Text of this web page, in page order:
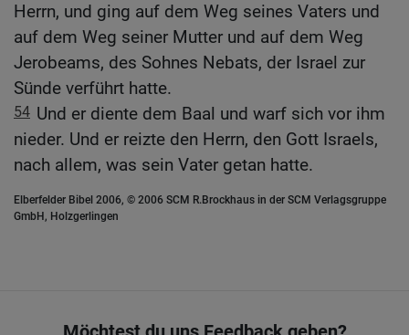
Herrn, und ging auf dem Weg seines Vaters und
auf dem Weg seiner Mutter und auf dem Weg
Jerobeams, des Sohnes Nebats, der Israel zur
Sünde verführt hatte.
54 Und er diente dem Baal und warf sich vor ihm
nieder. Und er reizte den Herrn, den Gott Israels,
nach allem, was sein Vater getan hatte.
Elberfelder Bibel 2006, © 2006 SCM R.Brockhaus in der SCM Verlagsgruppe
GmbH, Holzgerlingen